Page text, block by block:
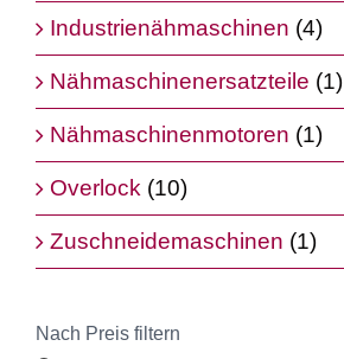
Industrienähmaschinen (4)
Nähmaschinenersatzteile (1)
Nähmaschinenmotoren (1)
Overlock (10)
Zuschneidemaschinen (1)
Nach Preis filtern